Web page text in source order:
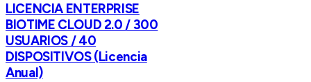
LICENCIA ENTERPRISE
BIOTIME CLOUD 2.0 / 300
USUARIOS / 40
DISPOSITIVOS (Licencia
Anual)